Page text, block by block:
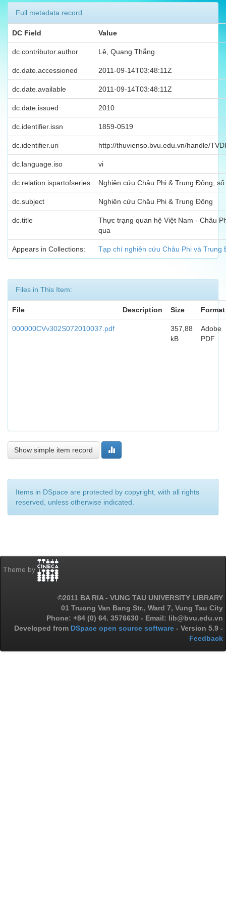
Full metadata record
DC Field Value
dc.contributor.author Lê, Quang Thắng
dc.date.accessioned 2011-09-14T03:48:11Z
dc.date.available 2011-09-14T03:48:11Z
dc.date.issued 2010
dc.identifier.issn 1859-0519
dc.identifier.uri http://thuvienso.bvu.edu.vn/handle/
dc.language.iso vi
dc.relation.ispartofseries Nghiên cứu Châu Phi & Trung Đông,
dc.subject Nghiên cứu Châu Phi & Trung Đông
dc.title
Thực trạng quan hệ Việt Nam - Châu
qua
Appears in Collections: Tạp chí nghiên cứu Châu Phi và Trung
Files in This Item:
File Description Size Format
000000CVv302S072010037.pdf
357,88
kB
Adobe
PDF
Show simple item record
Items in DSpace are protected by copyright, with all rights
reserved, unless otherwise indicated.
Theme by
©2011 BA RIA - VUNG TAU UNIVERSITY LIBRARY
01 Truong Van Bang Str., Ward 7, Vung Tau City
Phone: +84 (0) 64. 3576630 - Email: lib@bvu.edu.vn
Developed from DSpace open source software - Version 5.9 -
Feedback